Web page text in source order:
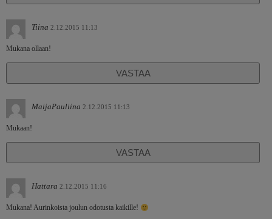
Tiina 2.12.2015 11:13
Mukana ollaan!
VASTAA
MaijaPauliina 2.12.2015 11:13
Mukaan!
VASTAA
Hattara 2.12.2015 11:16
Mukana! Aurinkoista joulun odotusta kaikille!